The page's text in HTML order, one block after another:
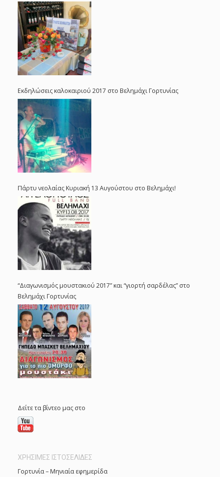
Εκδηλώσεις καλοκαιριού 2017 στο Βελημάχι Γορτυνίας
Πάρτυ νεολαίας Κυριακή 13 Αυγούστου στο Βελημάχι!
“Διαγωνισμός μουστακιού 2017” και “γιορτή σαρδέλας” στο
Βελημάχι Γορτυνίας
Δείτε τα βίντεο μας στο
ΧΡΗΣΙΜΕΣ ΙΣΤΟΣΕΛΙΔΕΣ
Γορτυνία – Μηνιαία εφημερίδα